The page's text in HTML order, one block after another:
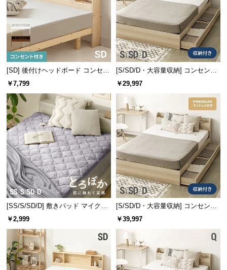
知
ら
せ
ブ
ロ
グ
企
業
情
報
[SD] 後付けヘッドボード コンセン
ト付き 置くだけ
￥7,799
[S/SD/D・大容量収納] コンセント
機能付きベッド マットレス付き
￥29,997
[SS/S/SD/D] 敷きパッド マイクロ
ファイバー
￥2,999
[S/SD/D・大容量収納] コンセント
機能付きベッド プレミアムマット
￥39,997